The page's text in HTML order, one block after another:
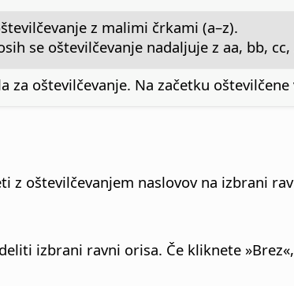
z malimi črkami (a–z).
se oštevilčevanje nadaljuje z aa, bb, cc,
za oštevilčevanje. Na začetku
z oštevilčevanjem naslovov na izbrani
izbrani ravni orisa. Če kliknete